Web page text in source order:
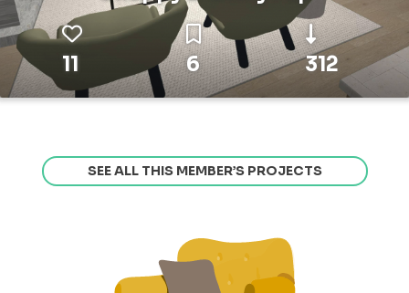
11 6 312
SEE ALL THIS MEMBER’S PROJECTS